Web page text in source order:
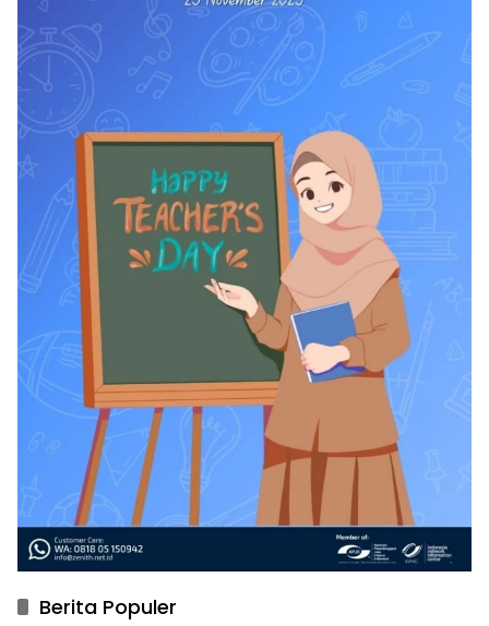
Berita Populer